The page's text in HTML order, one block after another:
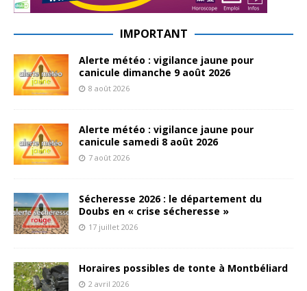
IMPORTANT
Alerte météo : vigilance jaune pour
canicule dimanche 9 août 2026
8 août 2026
Alerte météo : vigilance jaune pour
canicule samedi 8 août 2026
7 août 2026
Sécheresse 2026 : le département du
Doubs en « crise sécheresse »
17 juillet 2026
Horaires possibles de tonte à Montbéliard
2 avril 2026